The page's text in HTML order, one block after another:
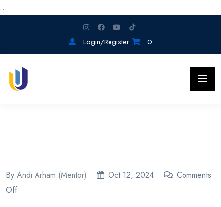
..
Login/Register 0
By Andi Arham (Mentor) Oct 12, 2024
Comments
Off